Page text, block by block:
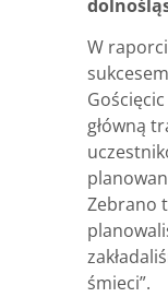
W
główną
Zebrano
śmieci”.